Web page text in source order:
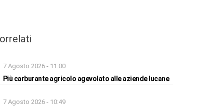
7 Agosto 2026 - 11:00
Più carburante agricolo agevolato alle aziende lucane
7 Agosto 2026 - 10:49